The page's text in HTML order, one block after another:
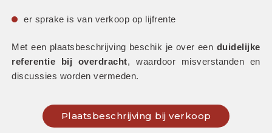
er sprake is van verkoop op lijfrente
Met een plaatsbeschrijving beschik je over een duidelijke
referentie bij overdracht, waardoor misverstanden en
discussies worden vermeden.
Plaatsbeschrijving bij verkoop